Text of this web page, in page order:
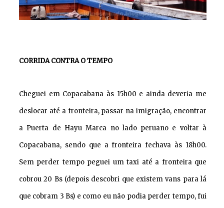
CORRIDA CONTRA O TEMPO
Cheguei em Copacabana às 15h00 e ainda deveria me
deslocar até a fronteira, passar na imigração, encontrar
a Puerta de Hayu Marca no lado peruano e voltar à
Copacabana, sendo que a fronteira fechava às 18h00.
Sem perder tempo peguei um taxi até a fronteira que
cobrou 20 Bs (depois descobri que existem vans para lá
que cobram 3 Bs) e como eu não podia perder tempo, fui